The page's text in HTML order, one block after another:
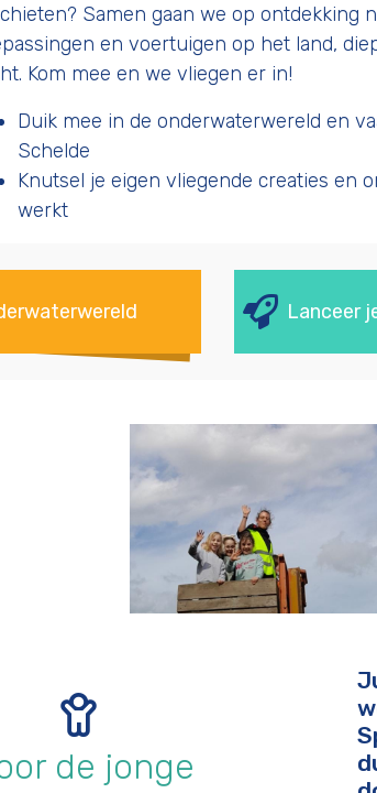
Samen gaan we op ontdekking
en voertuigen op het land,
Kom mee en we vliegen er in!
Duik mee in de onderwaterwereld en
Schelde
Knutsel je eigen vliegende creaties en
werkt
Lanceer
de jonge